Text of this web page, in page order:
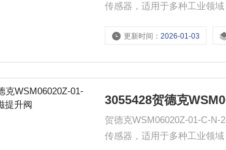
传感器，适用于多种工业领
更新时间：2026-01-03
3055428贺德克
贺德克WSM06020Z-01-C-N-
传感器，适用于多种工业领